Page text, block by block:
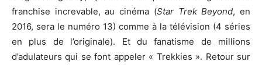
franchise increvable, au cinéma (Star Trek Beyond, en
2016, sera le numéro 13) comme à la télévision (4 séries
en plus de l’originale). Et du fanatisme de millions
d’adulateurs qui se font appeler « Trekkies ». Retour sur